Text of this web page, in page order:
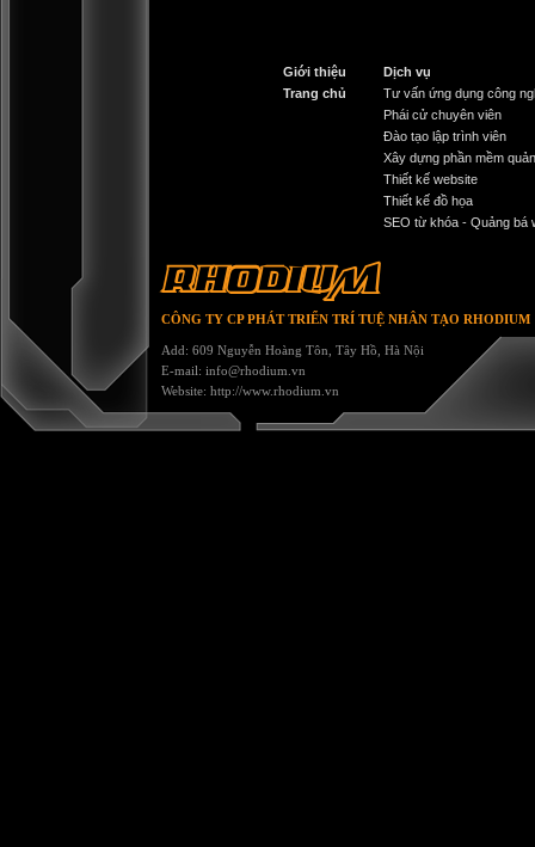
Dịch vụ
Tư vấn ứng dụng công
Phái cử chuyên viên
Đào tạo lập trình viên
Xây dựng phần mềm
Thiết kế website
Thiết kế đồ họa
SEO từ khóa - Quảng bá
Giới thiệu
Trang chủ
RHODIUM
CÔNG TY CP PHÁT TRIỂN TRÍ TUỆ NHÂN TẠO RHODIUM
Add: 609 Nguyễn Hoàng Tôn, Tây Hồ, Hà Nội
E-mail: info@rhodium.vn
Website: http://www.rhodium.vn